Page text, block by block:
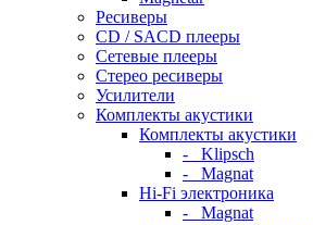
Ресиверы
CD / SACD плееры
Сетевые плееры
Стерео ресиверы
Усилители
Комплекты акустики
Комплекты акустики
- Klipsch
- Magnat
Hi-Fi электроника
- Magnat